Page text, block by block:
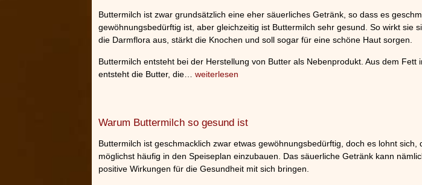
Buttermilch ist zwar grundsätzlich eine eher säuerliches Getränk, so dass es
gewöhnungsbedürftig ist, aber gleichzeitig ist Buttermilch sehr gesund. So wirkt sie
die Darmflora aus, stärkt die Knochen und soll sogar für eine schöne Haut sorgen.
Buttermilch entsteht bei der Herstellung von Butter als Nebenprodukt. Aus dem Fett
entsteht die Butter, die… weiterlesen
Warum Buttermilch so gesund ist
Buttermilch ist geschmacklich zwar etwas gewöhnungsbedürftig, doch es lohnt sich,
möglichst häufig in den Speiseplan einzubauen. Das säuerliche Getränk kann
positive Wirkungen für die Gesundheit mit sich bringen.